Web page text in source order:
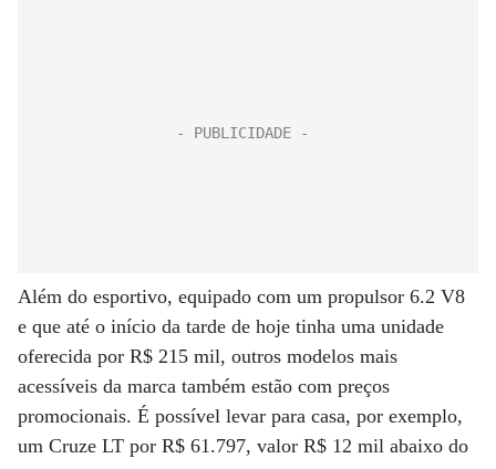
Além do esportivo, equipado com um propulsor 6.2 V8
e que até o início da tarde de hoje tinha uma unidade
oferecida por R$ 215 mil, outros modelos mais
acessíveis da marca também estão com preços
promocionais. É possível levar para casa, por exemplo,
um Cruze LT por R$ 61.797, valor R$ 12 mil abaixo do